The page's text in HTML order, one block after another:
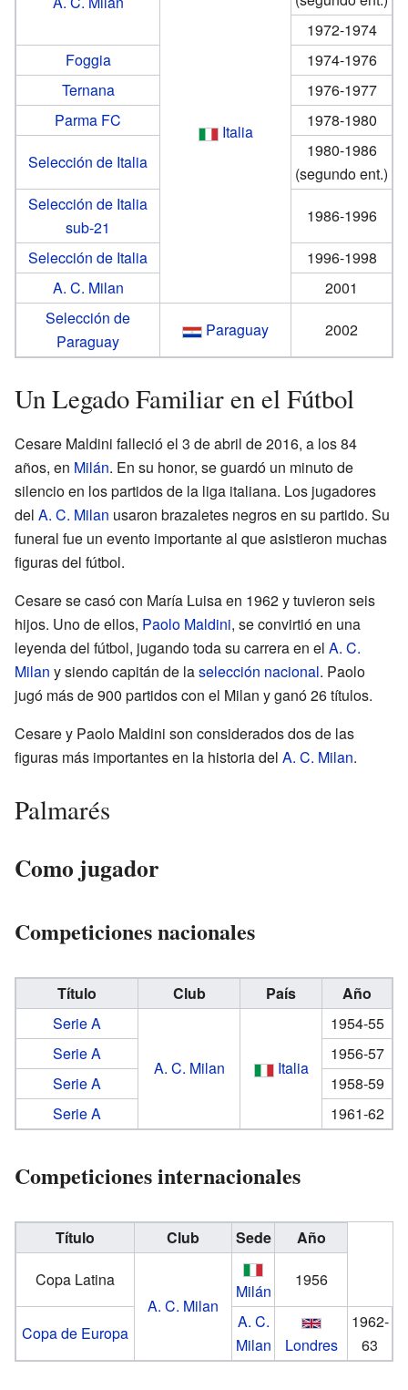
Italia
1972-1974
Foggia
1974-1976
Ternana
1976-1977
Parma FC
1978-1980
Selección de Italia
1980-1986
(segundo ent.)
Selección de Italia
sub-21
1986-1996
Selección de Italia
1996-1998
A. C. Milan
2001
Selección de
Paraguay
Paraguay 2002
Un Legado Familiar en el Fútbol
Cesare Maldini falleció el 3 de abril de 2016, a los 84
años, en Milán. En su honor, se guardó un minuto de
silencio en los partidos de la liga italiana. Los jugadores
del A. C. Milan usaron brazaletes negros en su partido. Su
funeral fue un evento importante al que asistieron muchas
figuras del fútbol.
Cesare se casó con María Luisa en 1962 y tuvieron seis
hijos. Uno de ellos, Paolo Maldini, se convirtió en una
leyenda del fútbol, jugando toda su carrera en el A. C.
Milan y siendo capitán de laselección nacional. Paolo
jugó más de 900 partidos con el Milan y ganó 26 títulos.
Cesare y Paolo Maldini son considerados dos de las
figuras más importantes en la historia del A. C. Milan.
Palmarés
Como jugador
Competiciones nacionales
Título Club País
Año
Serie A
A. C. Milan Italia
1954-55
Serie A
1956-57
Serie A
1958-59
Serie A
1961-62
Competiciones internacionales
Título Club Sede
Año
Copa Latina
A. C. Milan
Milán
1956
Copa de Europa
A. C.
Milan
Londres
1962-
63